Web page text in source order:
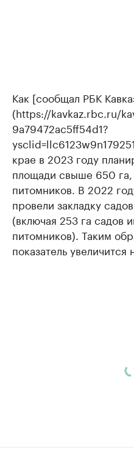
Как [сообщал РБК
(https://kavkaz.rbc.ru/
9a79472ac5ff54d1?
крае в 2023 году
площади свыше 650 га,
питомников. В 2022
провели закладку
(включая 253 га садов
питомников). Таким
показатель увеличится